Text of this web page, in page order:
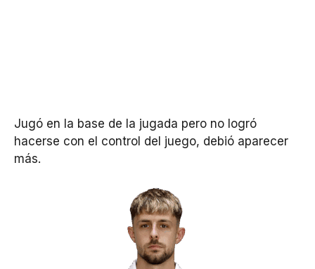
Jugó en la base de la jugada pero no logró
hacerse con el control del juego, debió aparecer
más.